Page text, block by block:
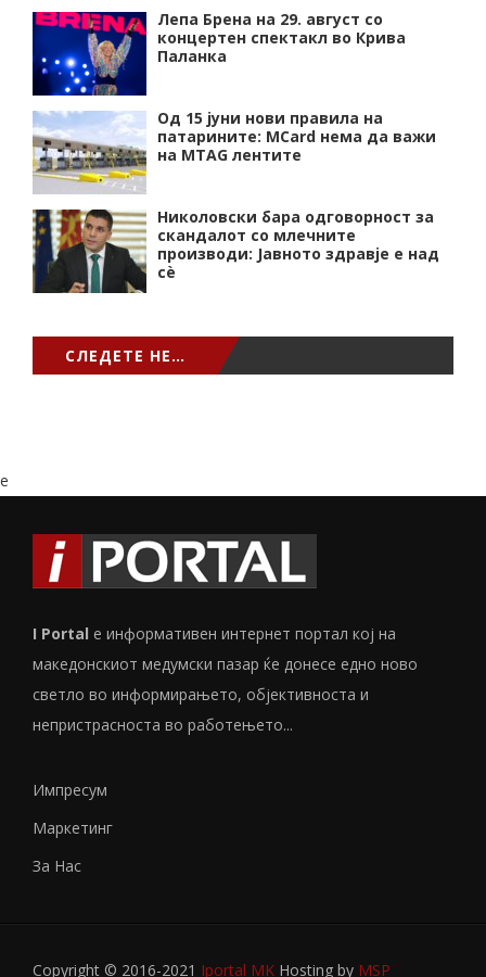
Лепа Брена на 29. август со
концертен спектакл во Крива
Паланка
Од 15 јуни нови правила на
патарините: MCard нема да важи
на MTAG лентите
Николовски бара одговорност за
скандалот со млечните
производи: Јавното здравје е над
сѐ
СЛЕДЕТЕ НЕ…
e
I Portal е информативен интернет портал кој на
македонскиот медумски пазар ќе донесе едно ново
светло во информирањето, објективноста и
непристрасноста во работењето...
Импресум
Маркетинг
За Нас
Copyright © 2016-2021 Iportal MK Hosting by MSP